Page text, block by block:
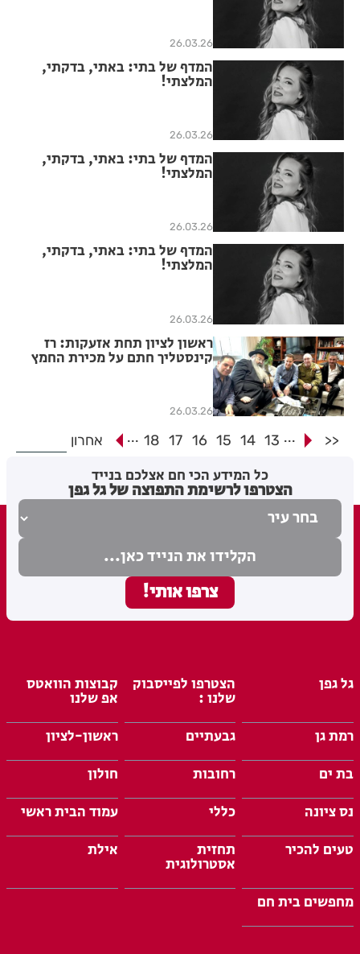
26.03.26
המדף של בתי: באתי, בדקתי,
המלצתי!
26.03.26
המדף של בתי: באתי, בדקתי,
המלצתי!
26.03.26
המדף של בתי: באתי, בדקתי,
המלצתי!
26.03.26
ראשון לציון תחת אזעקות: רז
קינסטליך חתם על מכירת החמץ
26.03.26
<<
...
13
14
15
16
17
18
... אחרון
כל המידע הכי חם אצלכם בנייד
הצטרפו לרשימת התפוצה של גל גפן
גל גפן הצטרפו לפייסבוק
שלנו :
קבוצות הוואטס
אפ שלנו
רמת גן
גבעתיים
ראשון-לציון
בת ים
רחובות
חולון
נס ציונה
כללי
עמוד הבית ראשי
טעים להכיר
תחזית
אסטרולוגית
אילת
מחפשים בית חם